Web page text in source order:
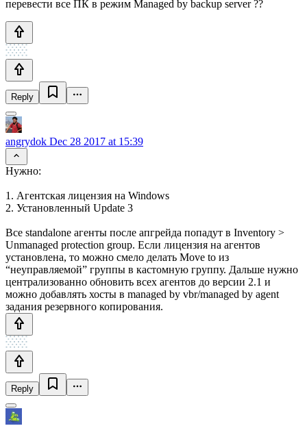
перевести все ПК в режим Managed by backup server ??
Reply
angrydok Dec 28 2017 at 15:39
Нужно:
1. Агентская лицензия на Windows
2. Установленный Update 3
Все standalone агенты после апгрейда попадут в Inventory >
Unmanaged protection group. Если лицензия на агентов
установлена, то можно смело делать Move to из
“неуправляемой” группы в кастомную группу. Дальше нужно
централизованно обновить всех агентов до версии 2.1 и
можно добавлять хосты в managed by vbr/managed by agent
задания резервного копирования.
Reply